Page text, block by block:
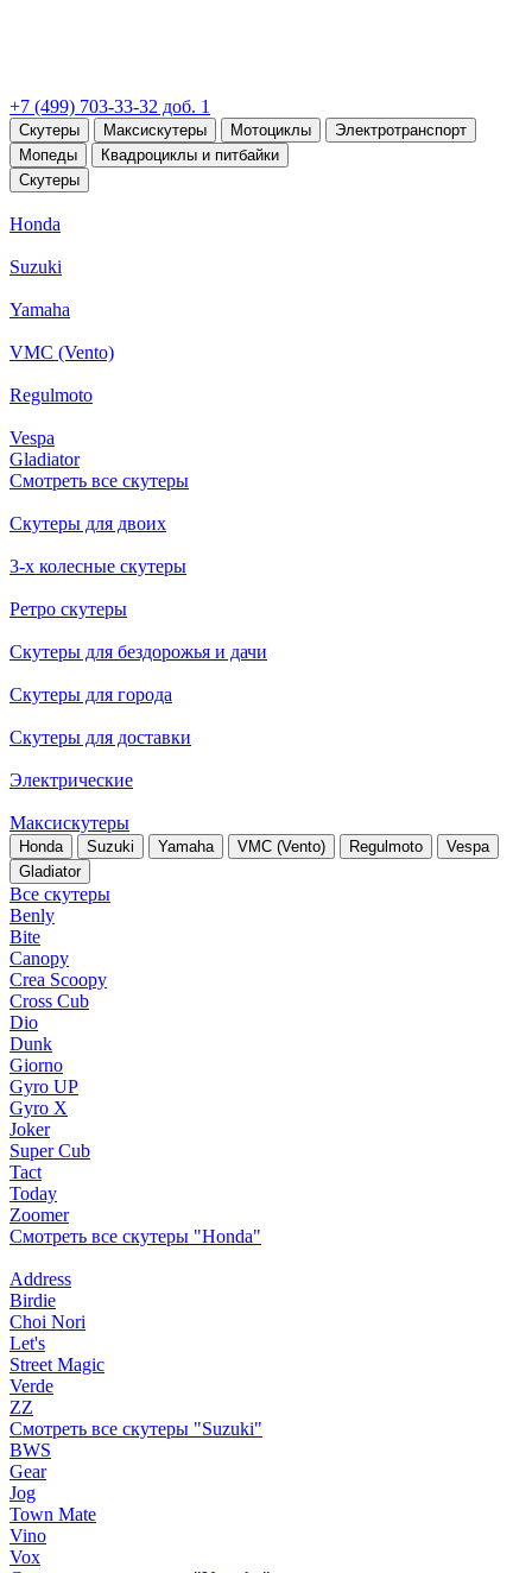
+7 (499) 703-33-32 доб. 1
Скутеры Максискутеры Мотоциклы
Электротранспорт
Мопеды
Квадроциклы и питбайки
Скутеры
Honda
Suzuki
Yamaha
VMC (Vento)
Regulmoto
Vespa
Gladiator
Смотреть все скутеры
Скутеры для двоих
3-х колесные скутеры
Ретро скутеры
Скутеры для бездорожья и дачи
Скутеры для города
Скутеры для доставки
Электрические
Максискутеры
Honda Suzuki Yamaha VMC (Vento) Regulmoto
Vespa
Gladiator
Все скутеры
Benly
Bite
Canopy
Crea Scoopy
Cross Cub
Dio
Dunk
Giorno
Gyro UP
Gyro X
Joker
Super Cub
Tact
Today
Zoomer
Смотреть все скутеры "Honda"
Address
Birdie
Choi Nori
Let's
Street Magic
Verde
ZZ
Смотреть все скутеры "Suzuki"
BWS
Gear
Jog
Town Mate
Vino
Vox